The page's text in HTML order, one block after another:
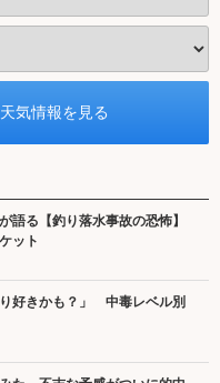
語る【釣り落水事故の恐怖】
ット
り好きかも？」 中毒レベル別